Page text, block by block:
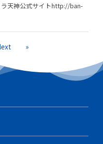
天神公式サイトhttp://ban-
»